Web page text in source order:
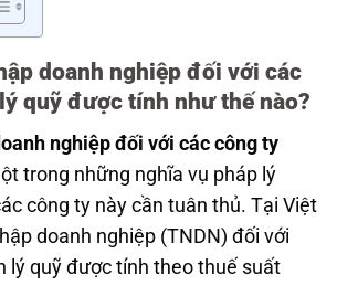
doanh nghiệp đối với các
quỹ được tính như thế nào?
nghiệp đối với các công ty
trong những nghĩa vụ pháp lý
công ty này cần tuân thủ. Tại Việt
doanh nghiệp (TNDN) đối với
lý quỹ được tính theo thuế suất